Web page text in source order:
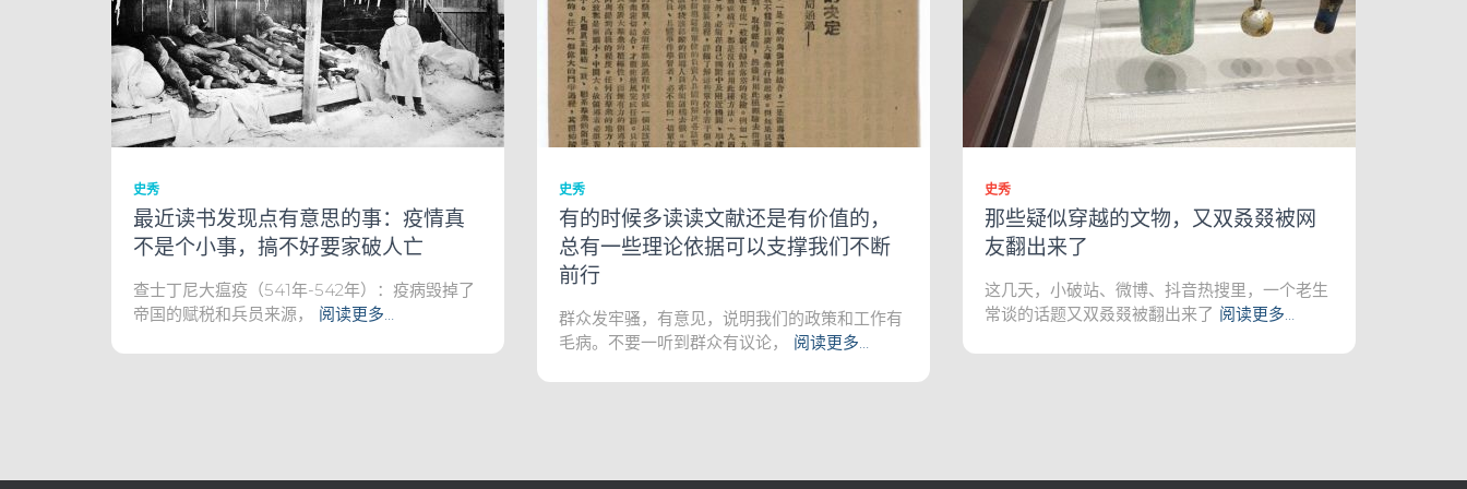
史秀
最近读书发现点有意思的事：疫情真
不是个小事，搞不好要家破人亡
查士丁尼大瘟疫（541年-542年）：疫病毁掉了
帝国的赋税和兵员来源，
阅读更多…
史秀
有的时候多读读文献还是有价值的，
总有一些理论依据可以支撑我们不断
前行
群众发牢骚，有意见，说明我们的政策和工作有
毛病。不要一听到群众有议论，
阅读更多…
史秀
那些疑似穿越的文物，又双叒叕被网
友翻出来了
这几天，小破站、微博、抖音热搜里，一个老生
常谈的话题又双叒叕被翻出来了 阅读更多…